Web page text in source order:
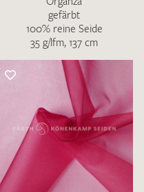
gefärbt
100% reine Seide
35 g/lfm, 137 cm